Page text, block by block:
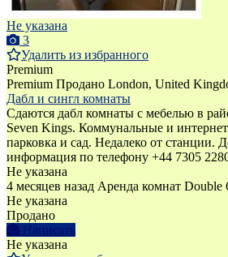
Не указана
3
Удалить из избранного
Premium
Premium Продано London, United
Дабл и сингл комнаты
Сдаются дабл комнаты с мебелью в
Seven Kings. Коммунальные и
парковка и сад. Недалеко от станции.
информация по телефону +44 7305
Не указана
4 месяцев назад Аренда комнат Double
Не указана
Продано
Написать
Не указана